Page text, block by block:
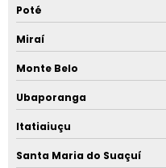
Poté
Miraí
Monte Belo
Ubaporanga
Itatiaiuçu
Santa Maria do Suaçuí